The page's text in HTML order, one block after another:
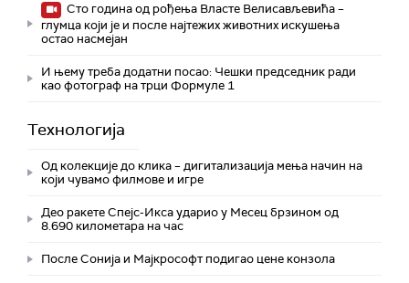
Сто година од рођења Власте Велисављевића –
глумца који је и после најтежих животних искушења
остао насмејан
И њему треба додатни посао: Чешки председник ради
као фотограф на трци Формуле 1
Технологијa
Од колекције до клика – дигитализација мења начин на
који чувамо филмове и игре
Део ракете Спејс-Икса ударио у Месец брзином од
8.690 километара на час
После Сонија и Мајкрософт подигао цене конзола